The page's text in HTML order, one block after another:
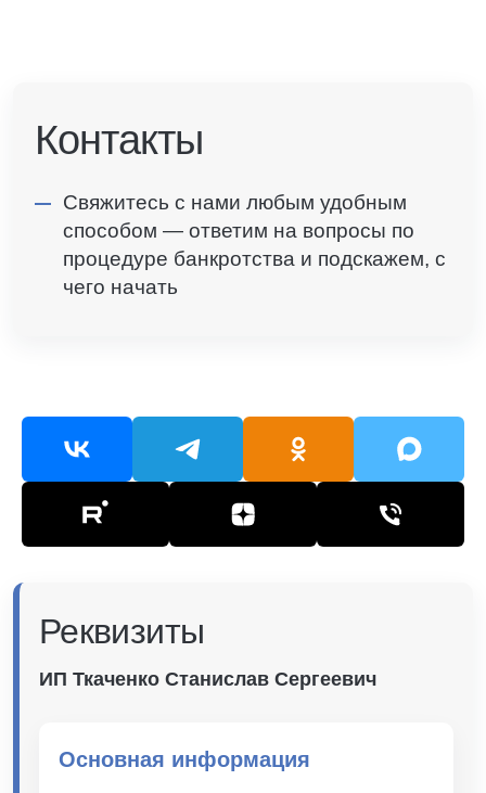
Контакты
Свяжитесь с нами любым удобным
способом — ответим на вопросы по
процедуре банкротства и подскажем, с
чего начать
Реквизиты
ИП Ткаченко Станислав Сергеевич
Основная информация